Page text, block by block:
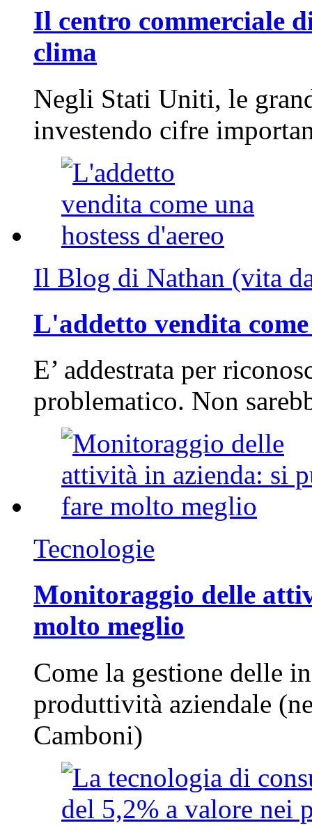
Il centro commerciale
clima
Negli Stati Uniti, le
investendo cifre
Il Blog di Nathan (vita
L'addetto vendita
E’ addestrata per
problematico. Non
Tecnologie
Monitoraggio delle
molto meglio
Come la gestione delle
produttività aziendale
Camboni)